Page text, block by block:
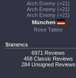
Arch Enemy (+21)
Arch Enemy (+21)
Arch Enemy (+21)
München
Rose Tattoo
Statistics
6971 Reviews
458 Classic Reviews
284 Unsigned Reviews